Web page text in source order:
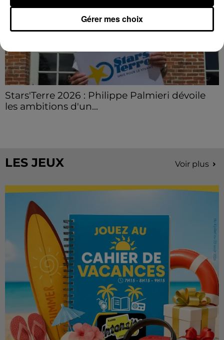
Stars'Terre 2026 : Philippe Palmieri dévoile
les ambitions d'un...
LES JEUX Voir plus
Gérer mes choix